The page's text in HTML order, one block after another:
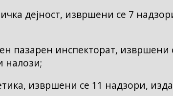
дејност, извршени се 7
пазарен инспекторат, извршени
налози;
извршени се 11 надзори,